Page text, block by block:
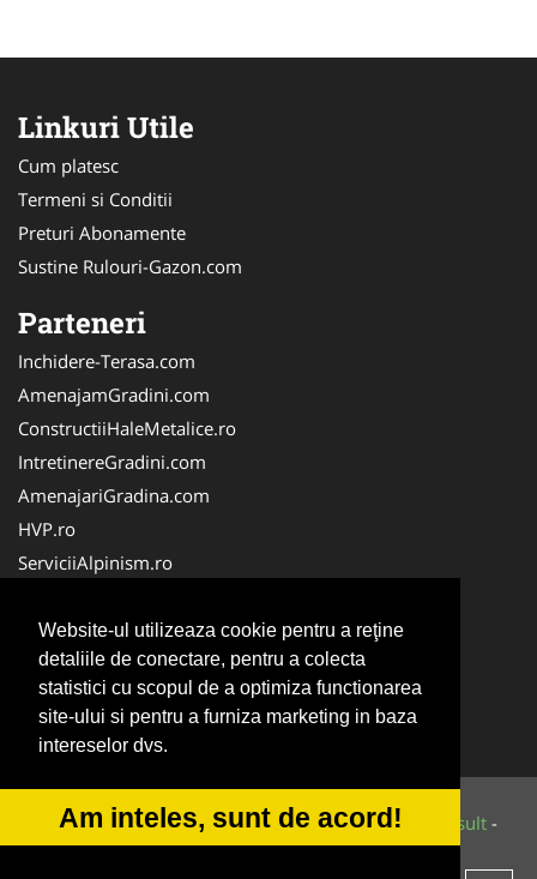
Website-ul utilizeaza cookie pentru a reţine
detaliile de conectare, pentru a colecta
statistici cu scopul de a optimiza functionarea
site-ului si pentru a furniza marketing in baza
intereselor dvs.
Am inteles, sunt de acord!
Linkuri Utile
Cum platesc
Termeni si Conditii
Preturi Abonamente
Sustine Rulouri-Gazon.com
Parteneri
Inchidere-Terasa.com
AmenajamGradini.com
ConstructiiHaleMetalice.ro
IntretinereGradini.com
AmenajariGradina.com
HVP.ro
ServiciiAlpinism.ro
Alpinist-Utilitar.com
AmenajariSpatiiVerzi.com
CuratenieSpatiiComerciale.ro
PlanteDecorative.com
© 2014-2026 Powered byVilonMedia&Tokaido Consult -
ANPC SOL